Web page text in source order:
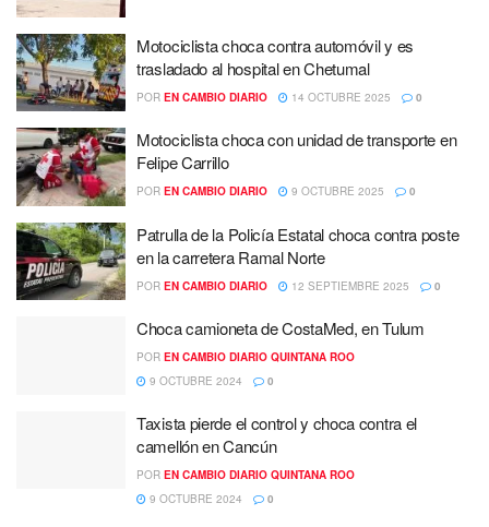
Motociclista choca contra automóvil y es
trasladado al hospital en Chetumal
POR EN CAMBIO DIARIO 14 OCTUBRE 2025 0
Motociclista choca con unidad de transporte en
Felipe Carrillo
POR EN CAMBIO DIARIO 9 OCTUBRE 2025 0
Patrulla de la Policía Estatal choca contra poste
en la carretera Ramal Norte
POR EN CAMBIO DIARIO 12 SEPTIEMBRE 2025 0
Choca camioneta de CostaMed, en Tulum
POR EN CAMBIO DIARIO QUINTANA ROO
9 OCTUBRE 2024
0
Taxista pierde el control y choca contra el
camellón en Cancún
POR EN CAMBIO DIARIO QUINTANA ROO
9 OCTUBRE 2024
0